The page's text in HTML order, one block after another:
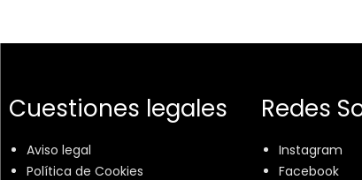
Cuestiones legales
Aviso legal
Política de Cookies
Redes
Instagram
Facebook